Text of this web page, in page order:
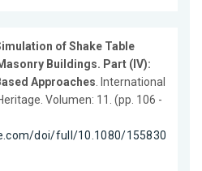
of Shake Table
Buildings. Part (IV):
Approaches. International
Volumen: 11. (pp. 106 -
doi/full/10.1080/155830